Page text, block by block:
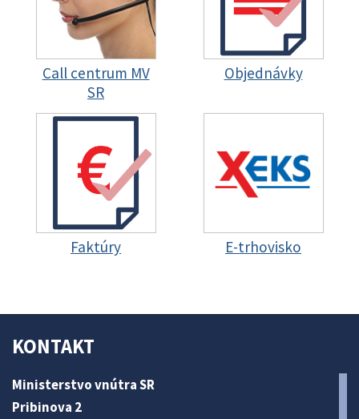
Call centrum MV
SR
Objednávky
Faktúry E-trhovisko
KONTAKT
Ministerstvo vnútra SR
Pribinova 2